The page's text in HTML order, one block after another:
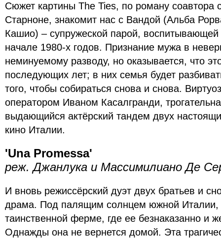
Сюжет картины The Ties, по роману соавтора
Старноне, знакомит нас с Вандой (Альба
Кашио) – супружеской парой,
начале 1980-х годов. Признание мужа в
неминуемому разводу, но оказывается, что
последующих лет; в них семья будет
того, чтобы собираться снова и снова.
оператором Иваном Касалгранди,
выдающийся актёрский тандем двух
кино Италии.
'Una Promessa'
реж. Джанлука и Массимилиано Де
И вновь режиссёрский дуэт двух братьев и
драма. Под палящим солнцем южной Италии,
таинственной ферме, где ее безнаказанно и
Однажды она не вернется домой. Эта